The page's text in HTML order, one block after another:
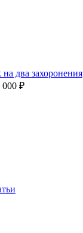
два захоронения
₽